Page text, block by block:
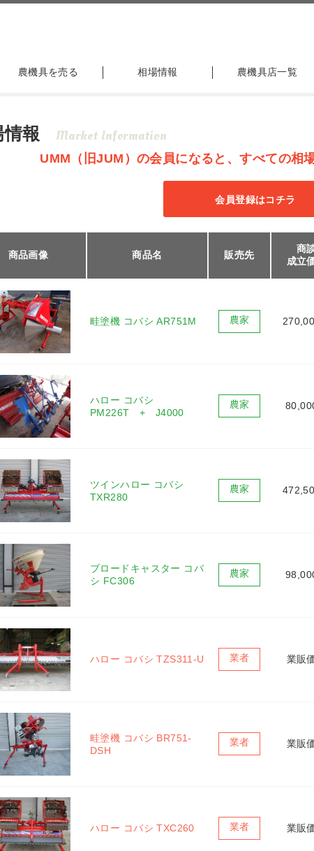
農機具を売る 相場情報 農機具店一覧
報 Market Information
UMM（旧JUM）の会員になると、すべての相
会員登録はコチラ
商品画像 商品名 販売先
商
成立
畦塗機 コバシ AR751M
ハロー コバシ
PM226T　+　J4000
ツインハロー コバシ
TXR280
ブロードキャスター コバ
シ FC306
業販
畦塗機 コバシ BR751-
DSH
業販
ハロー コバシ TXC260 業販